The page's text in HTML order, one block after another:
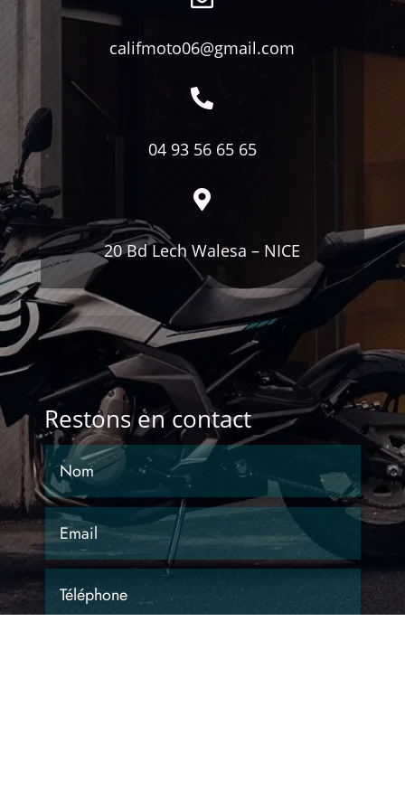
califmoto06@gmail.com

04 93 56 65 65

20 Bd Lech Walesa – NICE
Restons en contact